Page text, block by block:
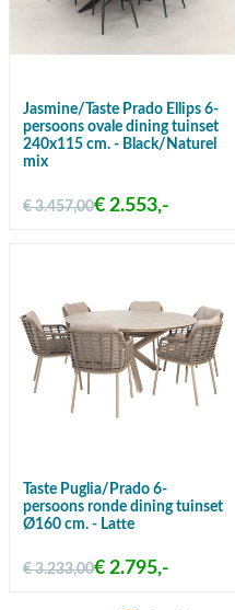
Jasmine/Taste Prado Ellips 6-
persoons ovale dining tuinset
240x115 cm. - Black/Naturel
mix
€ 3.457,00€ 2.553,-
Taste Puglia/Prado 6-
persoons ronde dining tuinset
Ø160 cm. - Latte
€ 3.233,00€ 2.795,-